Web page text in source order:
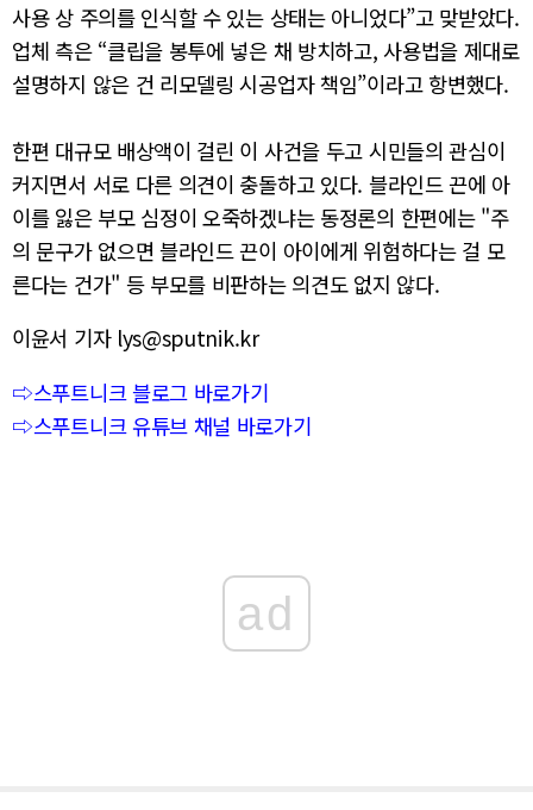
사용 상 주의를 인식할 수 있는 상태는 아니었다”고 맞받았다.
업체 측은 “클립을 봉투에 넣은 채 방치하고, 사용법을 제대로
설명하지 않은 건 리모델링 시공업자 책임”이라고 항변했다.
한편 대규모 배상액이 걸린 이 사건을 두고 시민들의 관심이
커지면서 서로 다른 의견이 충돌하고 있다. 블라인드 끈에 아
이를 잃은 부모 심정이 오죽하겠냐는 동정론의 한편에는 "주
의 문구가 없으면 블라인드 끈이 아이에게 위험하다는 걸 모
른다는 건가" 등 부모를 비판하는 의견도 없지 않다.
이윤서 기자 lys@sputnik.kr
⇨스푸트니크 블로그 바로가기
⇨스푸트니크 유튜브 채널 바로가기
ad